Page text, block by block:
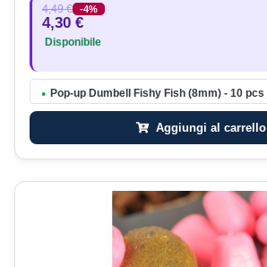
4,49 € -4%
4,30 €
Disponibile
● Pop-up Dumbell Fishy Fish (8mm) - 10 pcs
Aggiungi al carrello